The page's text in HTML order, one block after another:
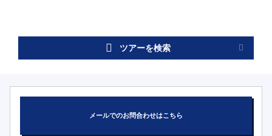
ツアーを検索
メールでのお問合わせはこちら